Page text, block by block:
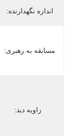
اندازه نگهدارنده:
مسابقه به رهبری:
زاویه دید: